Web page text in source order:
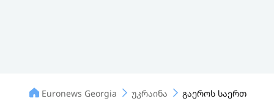
Euronews Georgia უკრაინა გაეროს